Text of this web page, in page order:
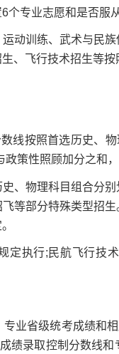
专业志愿和是否服
训练、武术与民族
、飞行技术招生等按
按照首选历史、物
策性照顾加分之和，
物理科目组合分别
等部分特殊类型招
执行;民航飞行技术
省级统考成绩和相
绩录取控制分数线